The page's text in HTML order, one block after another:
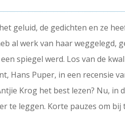
geluid, de gedichten en ze
al werk van haar weggelegd,
spiegel werd. Los van de
Hans Puper, in een recensie
Krog het best lezen? Nu, in
te leggen. Korte pauzes om bij